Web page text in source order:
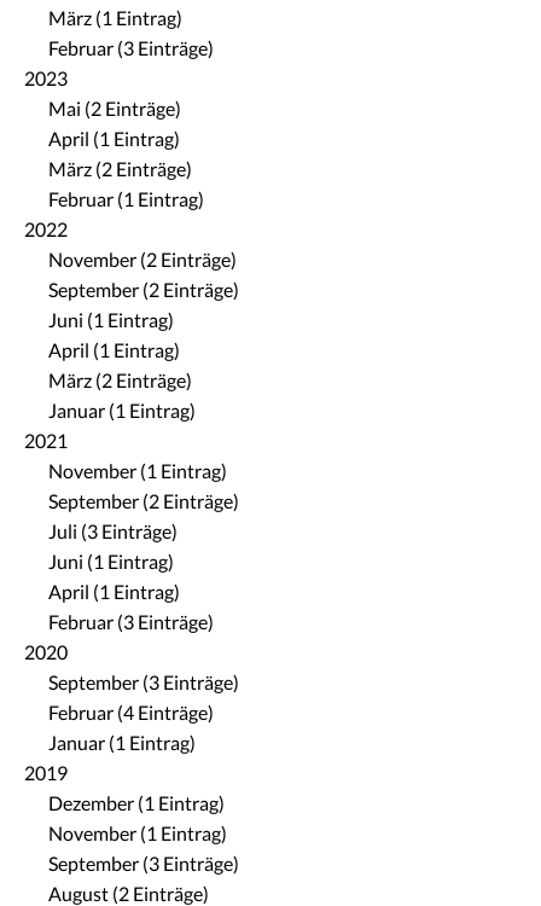
März (1 Eintrag)
Februar (3 Einträge)
2023
Mai (2 Einträge)
April (1 Eintrag)
März (2 Einträge)
Februar (1 Eintrag)
2022
November (2 Einträge)
September (2 Einträge)
Juni (1 Eintrag)
April (1 Eintrag)
März (2 Einträge)
Januar (1 Eintrag)
2021
November (1 Eintrag)
September (2 Einträge)
Juli (3 Einträge)
Juni (1 Eintrag)
April (1 Eintrag)
Februar (3 Einträge)
2020
September (3 Einträge)
Februar (4 Einträge)
Januar (1 Eintrag)
2019
Dezember (1 Eintrag)
November (1 Eintrag)
September (3 Einträge)
August (2 Einträge)